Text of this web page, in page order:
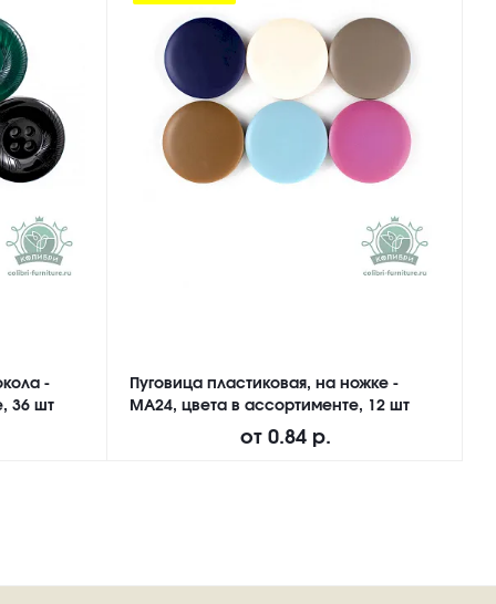
-
36 шт
Пуговица пластиковая, на ножке -
MA24, цвета в ассортименте, 12 шт
от 0.84 р.